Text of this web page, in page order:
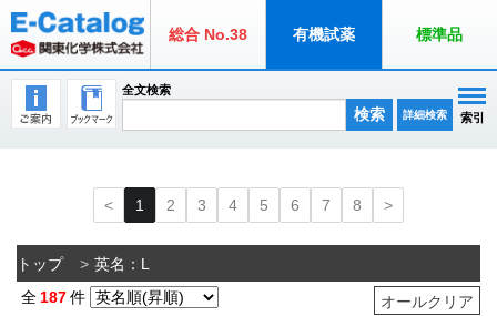
総合 No.38 有機試薬 標準品
全文検索
検索 詳細検索 索引
1 2 3 4 5 6 7 8
トップ 英名：L
オールクリア
全 187件